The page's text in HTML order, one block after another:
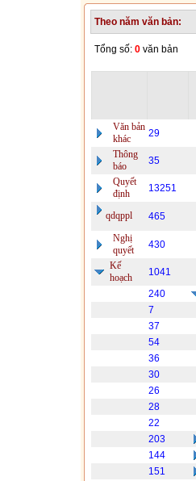
Theo năm văn bản:
Tổng số: 0 văn bản
Văn bản
khác
29
Thông
báo
35
Quyết
định
13251
qdqppl
465
Nghị
quyết
430
Kế
hoạch
1041
240
7
37
54
36
30
26
28
22
203
144
151